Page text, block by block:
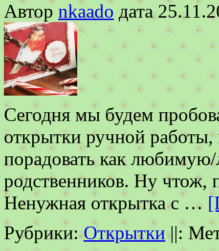
Автор nkaado дата
Сегодня мы будем
открытки ручной
порадовать как
родственников. Ну
Ненужная открытка с …
Рубрики:Открытки||: